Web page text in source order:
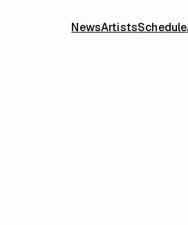
NewsArtistsSchedule